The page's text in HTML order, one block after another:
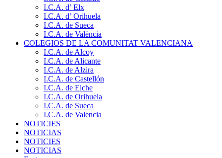
I.C.A. d’ Elx
I.C.A. d’ Orihuela
I.C.A. de Sueca
I.C.A. de València
COLEGIOS DE LA COMUNITAT VALENCIANA
I.C.A. de Alcoy
I.C.A. de Alicante
I.C.A. de Alzira
I.C.A. de Castellón
I.C.A. de Elche
I.C.A. de Orihuela
I.C.A. de Sueca
I.C.A. de Valencia
NOTICIES
NOTICIAS
NOTICIES
NOTICIAS